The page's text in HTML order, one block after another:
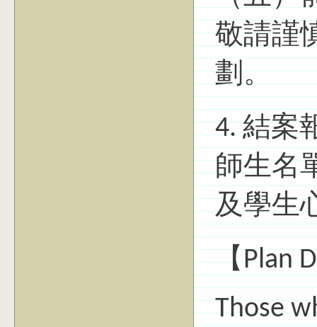
敬請謹
劃。
4. 結案
師生名
及學生
【Plan
Those